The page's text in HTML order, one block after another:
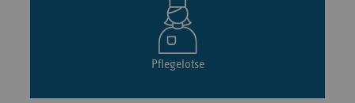
Pflegelotse